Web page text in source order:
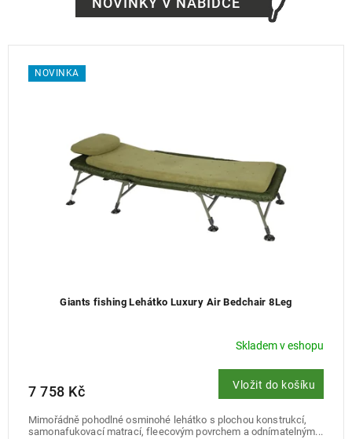
NOVINKA
Giants fishing Lehátko Luxury Air Bedchair 8Leg
Skladem v eshopu
7 758 Kč Vložit do košíku
Mimořádně pohodlné osminohé lehátko s plochou konstrukcí,
samonafukovací matrací, fleecovým povrchem a odnímatelným...